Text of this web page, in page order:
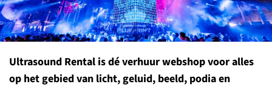
Ultrasound Rental is dé verhuur webshop voor alles
op het gebied van licht, geluid, beeld, podia en